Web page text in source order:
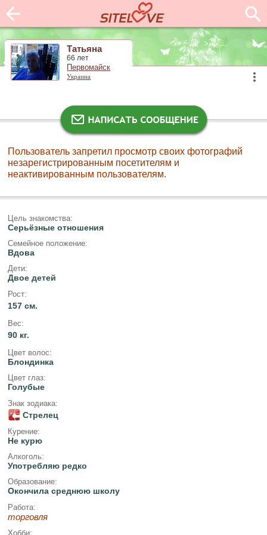
Татьяна
66 лет
Первомайск
Украина
Пользователь запретил просмотр своих фотографий
незарегистрированным посетителям и
неактивированным пользователям.
Цель знакомства:
Серьёзные отношения
Семейное положение:
Вдова
Дети:
Двое детей
Рост:
157 см.
Вес:
90 кг.
Цвет волос:
Блондинка
Цвет глаз:
Голубые
Знак зодиака:
Стрелец
Курение:
Не курю
Алкоголь:
Употребляю редко
Образование:
Окончила среднюю школу
Работа:
торговля
Хобби: